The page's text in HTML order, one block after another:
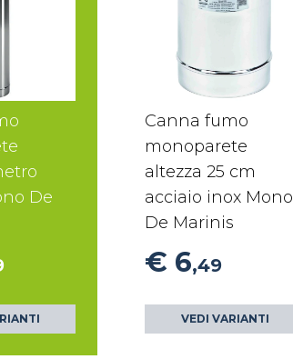
De
Canna fumo
monoparete
altezza 25 cm
acciaio inox Mono
De Marinis
€ 6,49
VEDI VARIANTI